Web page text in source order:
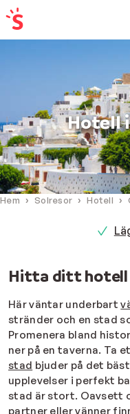
Hotell
Hem Solresor Hotell
Hitta ditt hotell
Här väntar underbart
stränder och en stad
Promenera bland
ner på en taverna. Ta
stad bjuder på det
upplevelser i perfekt
stad är stort. Oavsett
partner eller vänner